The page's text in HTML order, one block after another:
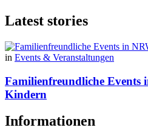
Latest stories
in Events & Veranstaltungen
Familienfreundliche Events
Kindern
Informationen